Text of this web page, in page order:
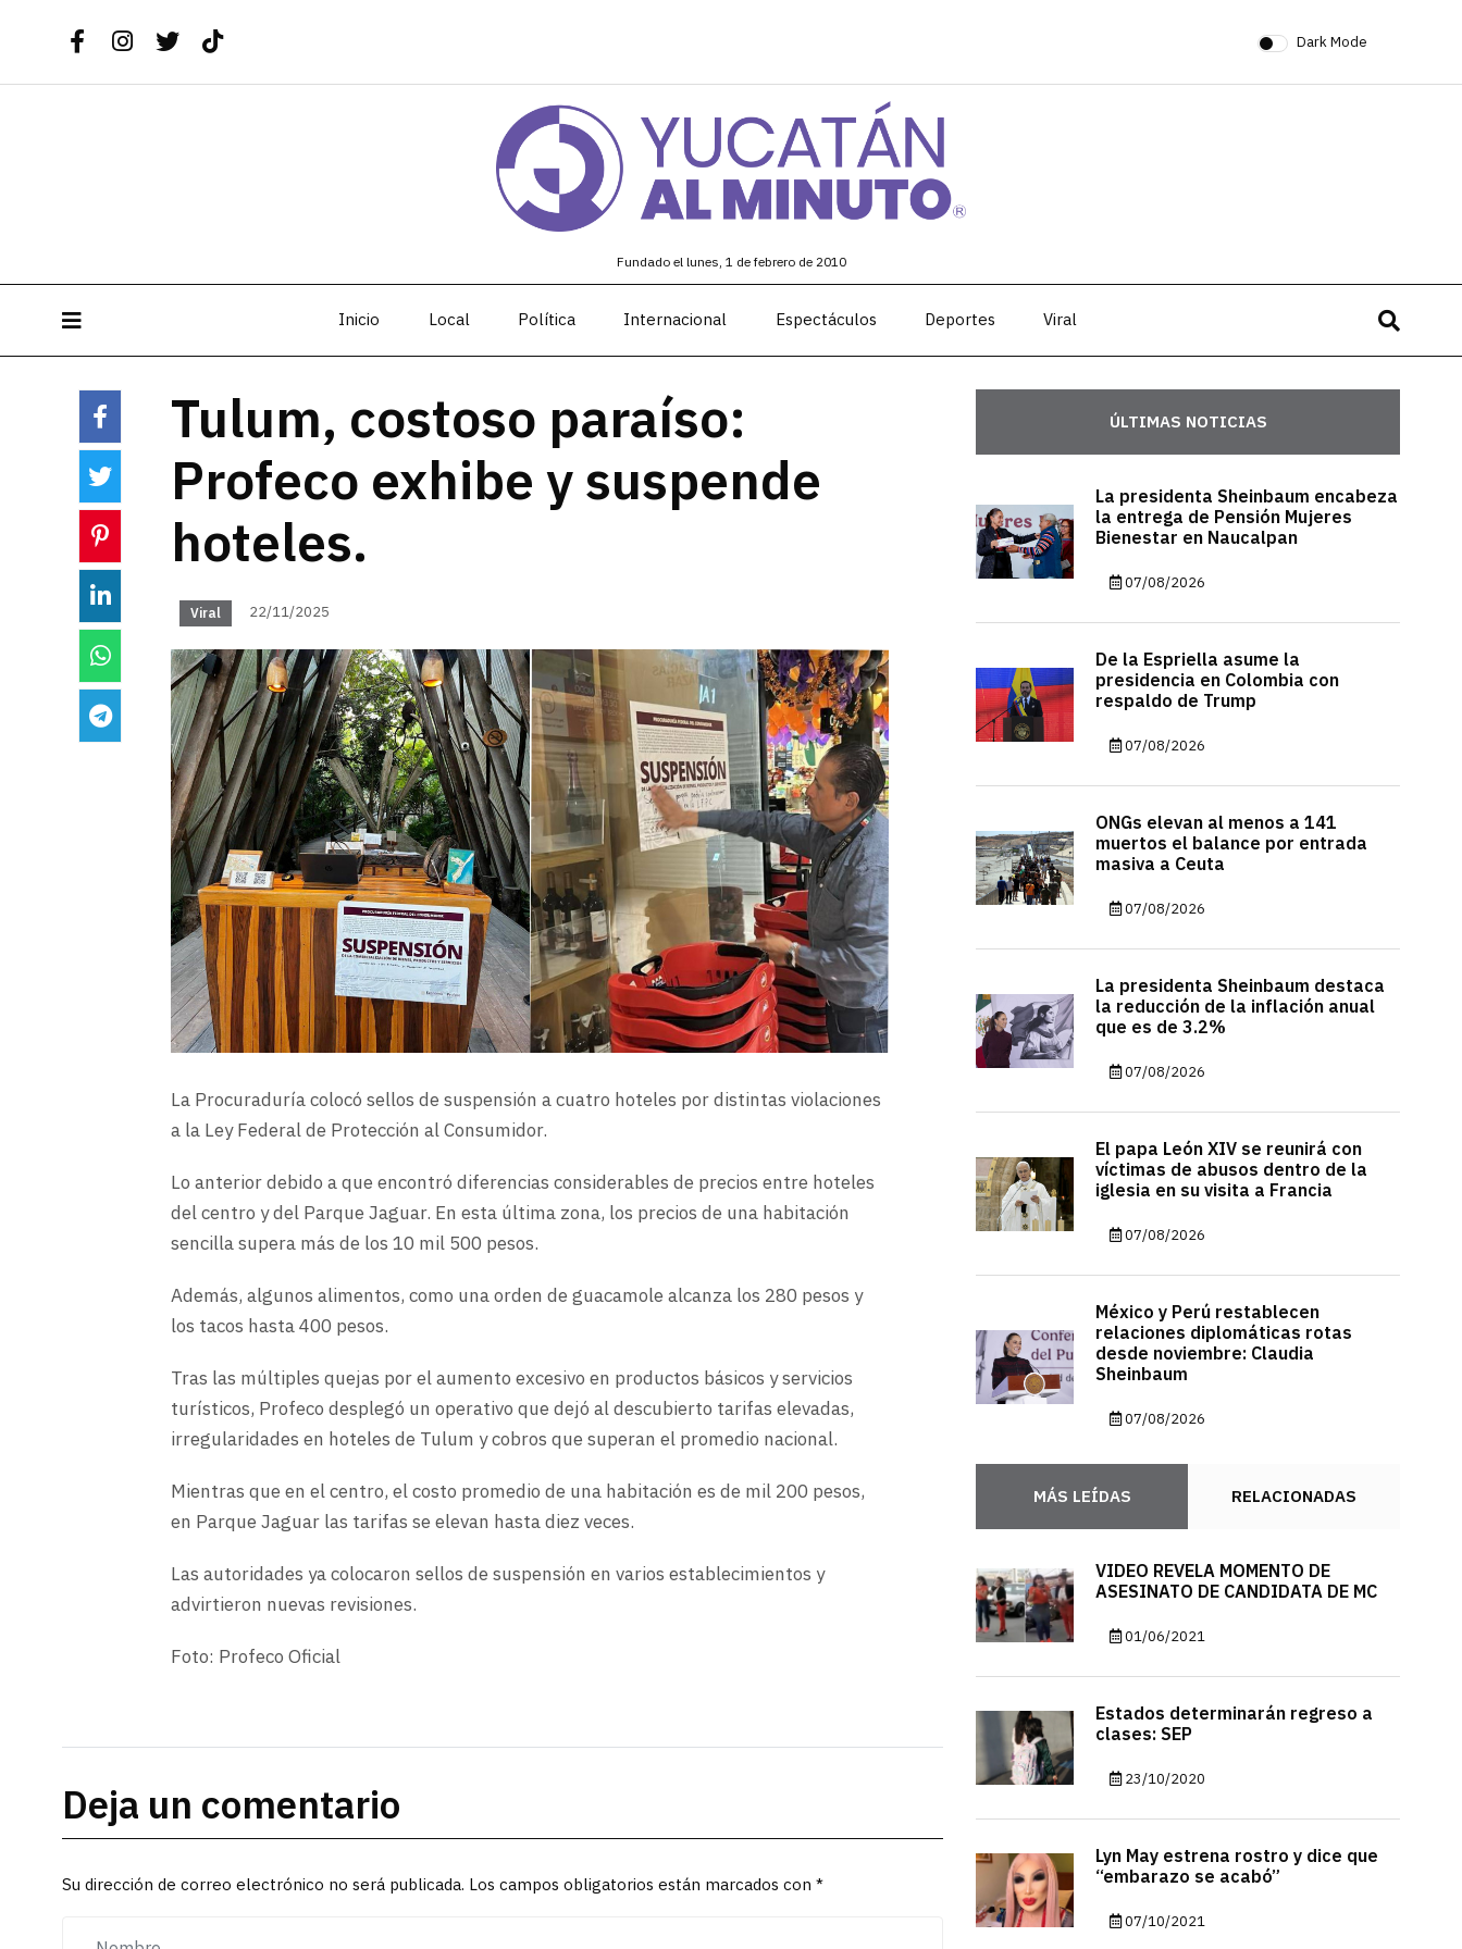
Dark Mode
Fundado el lunes, 1 de febrero de 2010
Inicio Local Política Internacional Espectáculos Deportes Viral
Tulum, costoso paraíso:
Profeco exhibe y suspende
hoteles.
Viral 22/11/2025
La Procuraduría colocó sellos de suspensión a cuatro hoteles por distintas violaciones
a la Ley Federal de Protección al Consumidor.
Lo anterior debido a que encontró diferencias considerables de precios entre hoteles
del centro y del Parque Jaguar. En esta última zona, los precios de una habitación
sencilla supera más de los 10 mil 500 pesos.
Además, algunos alimentos, como una orden de guacamole alcanza los 280 pesos y
los tacos hasta 400 pesos.
Tras las múltiples quejas por el aumento excesivo en productos básicos y servicios
turísticos, Profeco desplegó un operativo que dejó al descubierto tarifas elevadas,
irregularidades en hoteles de Tulum y cobros que superan el promedio nacional.
Mientras que en el centro, el costo promedio de una habitación es de mil 200 pesos,
en Parque Jaguar las tarifas se elevan hasta diez veces.
Las autoridades ya colocaron sellos de suspensión en varios establecimientos y
advirtieron nuevas revisiones.
Foto: Profeco Oficial
Deja un comentario
Su dirección de correo electrónico no será publicada. Los campos obligatorios están marcados con *
ÚLTIMAS NOTICIAS
La presidenta Sheinbaum encabeza
la entrega de Pensión Mujeres
Bienestar en Naucalpan
07/08/2026
De la Espriella asume la
presidencia en Colombia con
respaldo de Trump
07/08/2026
ONGs elevan al menos a 141
muertos el balance por entrada
masiva a Ceuta
07/08/2026
La presidenta Sheinbaum destaca
la reducción de la inflación anual
que es de 3.2%
07/08/2026
El papa León XIV se reunirá con
víctimas de abusos dentro de la
iglesia en su visita a Francia
07/08/2026
México y Perú restablecen
relaciones diplomáticas rotas
desde noviembre: Claudia
Sheinbaum
07/08/2026
MÁS LEÍDAS RELACIONADAS
VIDEO REVELA MOMENTO DE
ASESINATO DE CANDIDATA DE MC
01/06/2021
Estados determinarán regreso a
clases: SEP
23/10/2020
Lyn May estrena rostro y dice que
“embarazo se acabó”
07/10/2021